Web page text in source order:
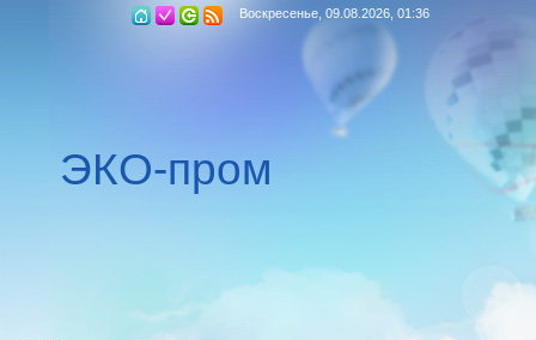
Воскресенье, 09.08.2026, 01:36
ЭКО-пром